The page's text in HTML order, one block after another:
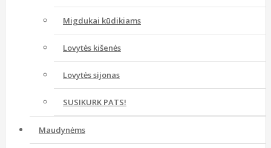
Migdukai kūdikiams
Lovytės kišenės
Lovytės sijonas
SUSIKURK PATS!
Maudynėms